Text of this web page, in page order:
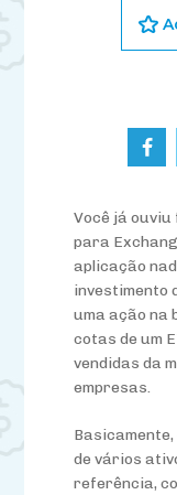
Você já ouviu
para
aplicação
investimento
uma ação na
cotas de um
vendidas da
empresas.
Basicamente,
de vários
referência,